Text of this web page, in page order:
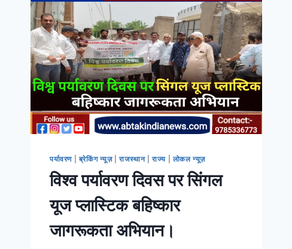
पर्यावरण| ब्रेकिंग न्यूज़|राजस्थान|राज्य| लोकल न्यूज़
विश्व पर्यावरण दिवस पर सिंगल
यूज प्लास्टिक बहिष्कार
जागरूकता अभियान।